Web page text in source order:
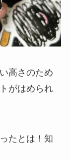
高さのため
がはめられ
たとは！知